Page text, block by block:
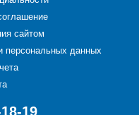
сайтом
персональных данных
19